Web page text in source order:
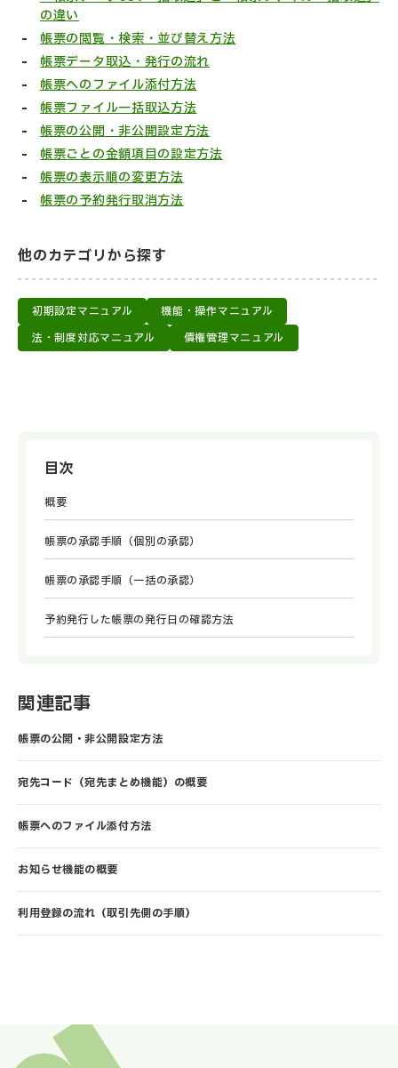
の違い
帳票の閲覧・検索・並び替え方法
帳票データ取込・発行の流れ
帳票へのファイル添付方法
帳票ファイル一括取込方法
帳票の公開・非公開設定方法
帳票ごとの金額項目の設定方法
帳票の表示順の変更方法
帳票の予約発行取消方法
他のカテゴリから探す
初期設定マニュアル
機能・操作マニュアル
法・制度対応マニュアル
債権管理マニュアル
目次
概要
帳票の承認手順（個別の承認）
帳票の承認手順（一括の承認）
予約発行した帳票の発行日の確認方法
関連記事
帳票の公開・非公開設定方法
宛先コード（宛先まとめ機能）の概要
帳票へのファイル添付方法
お知らせ機能の概要
利用登録の流れ（取引先側の手順）